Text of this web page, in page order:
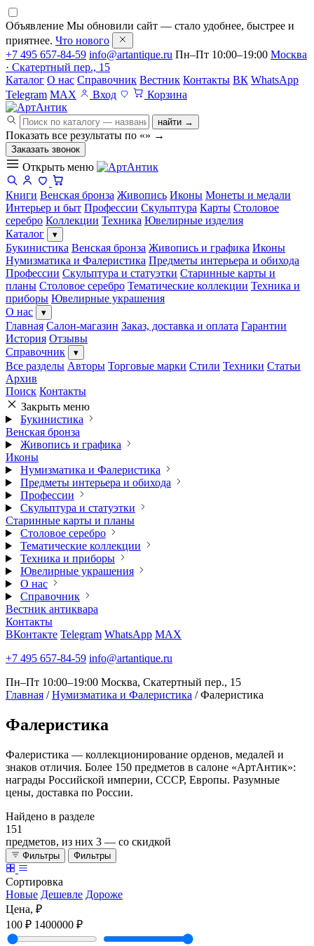
Объявление Мы обновили сайт — стало удобнее, быстрее и
приятнее. Что нового
+7 495 657-84-59 info@artantique.ru Пн–Пт 10:00–19:00 Москва
· Скатертный пер., 15
Каталог О нас Справочник Вестник Контакты ВК WhatsApp
Telegram MAX Вход Корзина
найти →
Показать все результаты по «» →
Заказать звонок
Открыть меню
Книги Венская бронза Живопись Иконы Монеты и медали
Интерьер и быт Профессии Скульптура Карты Столовое
серебро Коллекции Техника Ювелирные изделия
Каталог
▾
Букинистика Венская бронза Живопись и графика Иконы
Нумизматика и Фалеристика Предметы интерьера и обихода
Профессии Скульптура и статуэтки Старинные карты и
планы Столовое серебро Тематические коллекции Техника и
приборы Ювелирные украшения
О нас
▾
Главная Салон-магазин Заказ, доставка и оплата Гарантии
История Отзывы
Справочник
▾
Все разделы Авторы Торговые марки Стили Техники Статьи
Архив
Поиск Контакты
Закрыть меню
Букинистика
Венская бронза
Живопись и графика
Иконы
Нумизматика и Фалеристика
Предметы интерьера и обихода
Профессии
Скульптура и статуэтки
Старинные карты и планы
Столовое серебро
Тематические коллекции
Техника и приборы
Ювелирные украшения
О нас
Справочник
Вестник антиквара
Контакты
ВКонтакте Telegram WhatsApp MAX
+7 495 657-84-59 info@artantique.ru
Пн–Пт 10:00–19:00 Москва, Скатертный пер., 15
Главная / Нумизматика и Фалеристика / Фалеристика
Фалеристика
Фалеристика — коллекционирование орденов, медалей и
знаков отличия. Более 150 предметов в салоне «АртАнтик»:
награды Российской империи, СССР, Европы. Разумные
цены, доставка по России.
Найдено в разделе
151
предметов, из них 3 — со скидкой
Фильтры Фильтры
Сортировка
Новые Дешевле Дороже
Цена, ₽
100 ₽ 1400000 ₽